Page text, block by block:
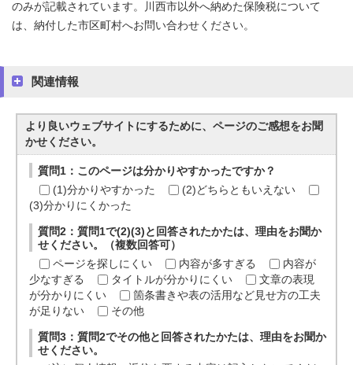
のみが記載されています。川西市以外へ納めた保険税について
は、納付した市区町村へお問い合わせください。
関連情報
より良いウェブサイトにするために、ページのご感想をお聞
かせください。
質問1：このページは分かりやすかったですか？
(1)分かりやすかった
(2)どちらともいえない
(3)分かりにくかった
質問2：質問1で(2)(3)と回答されたかたは、理由をお聞か
せください。（複数回答可）
ページを探しにくい
内容が多すぎる
内容が
少なすぎる
タイトルが分かりにくい
文章の表現
が分かりにくい
箇条書きや表の活用など見せ方の工夫
が足りない
その他
質問3：質問2でその他と回答されたかたは、理由をお聞か
せください。